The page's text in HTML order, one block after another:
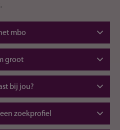
mbo
op pagina 8-9. Bekijk
stappenplan dat je hier
zijn er in alle vormen en
niveaus.
groot
natuurlijk zo zijn dat je
Welk profiel je op het
samen met je docent wat
talenten zijn.
bij jou?
is op het mbo een
welke opleiding bij
zoekprofiel